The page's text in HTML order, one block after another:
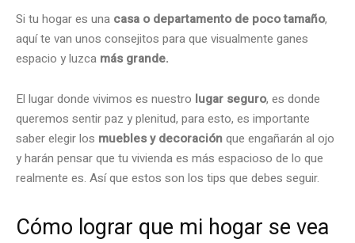
Si tu hogar es una casa o departamento de poco tamaño,
aquí te van unos consejitos para que visualmente ganes
espacio y luzca más grande.
El lugar donde vivimos es nuestro lugar seguro, es donde
queremos sentir paz y plenitud, para esto, es importante
saber elegir los muebles y decoraciónque engañarán al ojo
y harán pensar que tu vivienda es más espacioso de lo que
realmente es. Así que estos son los tips que debes seguir.
Cómo lograr que mi hogar se vea